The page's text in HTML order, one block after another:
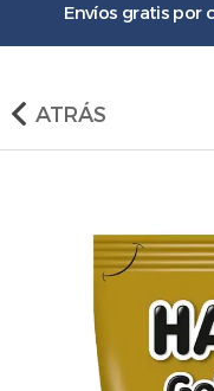
Envíos gratis por
ATRÁS